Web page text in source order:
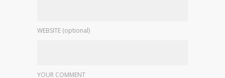
WEBSITE (optional)
YOUR COMMENT